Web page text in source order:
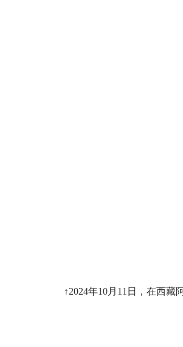
↑2024年10月11日，在西